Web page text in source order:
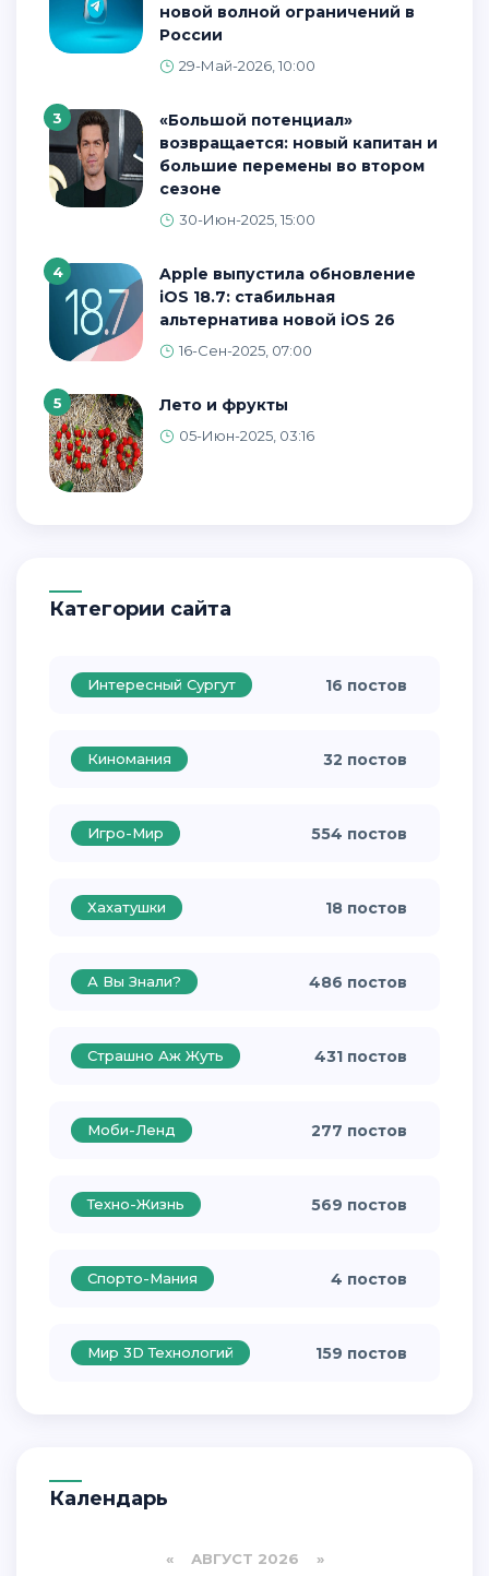
новой волной ограничений в
России
29-Май-2026, 10:00
3
«Большой потенциал»
возвращается: новый капитан и
большие перемены во втором
сезоне
30-Июн-2025, 15:00
4
Apple выпустила обновление
iOS 18.7: стабильная
альтернатива новой iOS 26
16-Сен-2025, 07:00
5 Лето и фрукты
05-Июн-2025, 03:16
Категории сайта
Интересный Сургут 16 постов
Киномания 32 постов
Игро-Мир 554 постов
Хахатушки 18 постов
А Вы Знали? 486 постов
Страшно Аж Жуть 431 постов
Моби-Ленд 277 постов
Техно-Жизнь 569 постов
Спорто-Мания 4 постов
Мир 3D Технологий 159 постов
Календарь
«АВГУСТ 2026 »